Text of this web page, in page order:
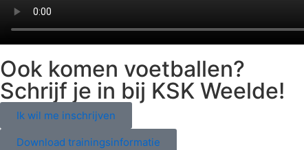
Ook komen voetballen?
Schrijf je in bij KSK Weelde!
Ik wil me inschrijven
Download trainingsinformatie